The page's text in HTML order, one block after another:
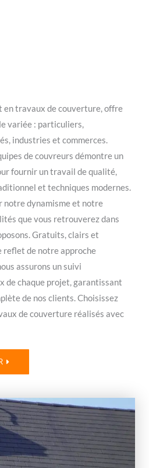
travaux de couverture, offre
variée : particuliers,
industries et commerces.
de couvreurs démontre un
fournir un travail de qualité,
et techniques modernes.
notre dynamisme et notre
que vous retrouverez dans
Gratuits, clairs et
reflet de notre approche
assurons un suivi
de chaque projet, garantissant
de nos clients. Choisissez
de couverture réalisés avec